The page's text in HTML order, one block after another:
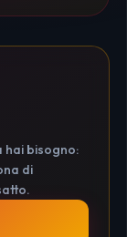
hai bisogno:
di